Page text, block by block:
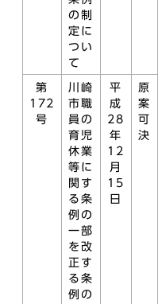
の制
定に
つい
て
第
172
号
川崎
市職
員の
育児
休業
等に
関す
る条
例の
一部
を改
正す
る条
例の
平
成
28
年
12
月
15
日
原
案
可
決